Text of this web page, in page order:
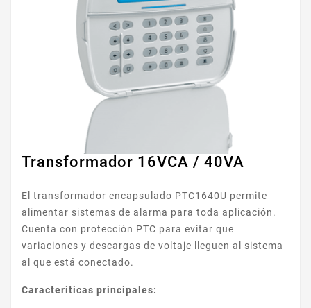
Transformador 16VCA / 40VA
El transformador encapsulado PTC1640U permite
alimentar sistemas de alarma para toda aplicación.
Cuenta con protección PTC para evitar que
variaciones y descargas de voltaje lleguen al sistema
al que está conectado.
Caracteriticas principales: